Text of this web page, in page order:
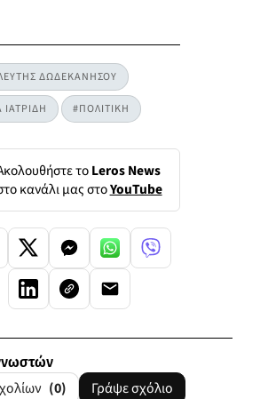
ΔΩΔΕΚΑΝΗΣΟΥ
ΙΑΤΡΙΔΗ #ΠΟΛΙΤΙΚΗ
τοLeros News
κανάλι μας στοYouTube
(0) Γράψε σχόλιο